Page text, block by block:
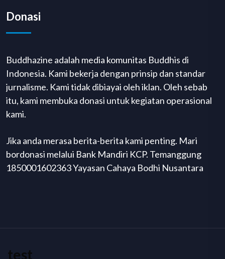
Donasi
Buddhazine adalah media komunitas Buddhis di
Indonesia. Kami bekerja dengan prinsip dan standar
jurnalisme. Kami tidak dibiayai oleh iklan. Oleh sebab
itu, kami membuka donasi untuk kegiatan operasional
kami.
Jika anda merasa berita-berita kami penting. Mari
bordonasi melalui Bank Mandiri KCP. Temanggung
1850001602363 Yayasan Cahaya Bodhi Nusantara
test